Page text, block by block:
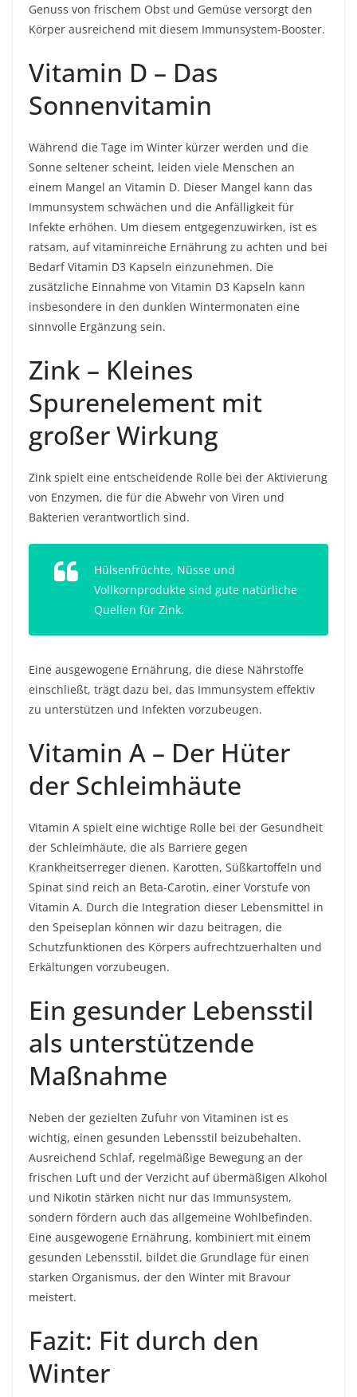
Genuss von frischem Obst und Gemüse versorgt den
Körper ausreichend mit diesem Immunsystem-Booster.
Vitamin D – Das
Sonnenvitamin
Während die Tage im Winter kürzer werden und die
Sonne seltener scheint, leiden viele Menschen an
einem Mangel an Vitamin D. Dieser Mangel kann das
Immunsystem schwächen und die Anfälligkeit für
Infekte erhöhen. Um diesem entgegenzuwirken, ist es
ratsam, auf vitaminreiche Ernährung zu achten und bei
Bedarf Vitamin D3 Kapseln einzunehmen. Die
zusätzliche Einnahme von Vitamin D3 Kapseln kann
insbesondere in den dunklen Wintermonaten eine
sinnvolle Ergänzung sein.
Zink – Kleines
Spurenelement mit
großer Wirkung
Zink spielt eine entscheidende Rolle bei der Aktivierung
von Enzymen, die für die Abwehr von Viren und
Bakterien verantwortlich sind.
Hülsenfrüchte, Nüsse und
Vollkornprodukte sind gute natürliche
Quellen für Zink.
Eine ausgewogene Ernährung, die diese Nährstoffe
einschließt, trägt dazu bei, das Immunsystem effektiv
zu unterstützen und Infekten vorzubeugen.
Vitamin A – Der Hüter
der Schleimhäute
Vitamin A spielt eine wichtige Rolle bei der Gesundheit
der Schleimhäute, die als Barriere gegen
Krankheitserreger dienen. Karotten, Süßkartoffeln und
Spinat sind reich an Beta-Carotin, einer Vorstufe von
Vitamin A. Durch die Integration dieser Lebensmittel in
den Speiseplan können wir dazu beitragen, die
Schutzfunktionen des Körpers aufrechtzuerhalten und
Erkältungen vorzubeugen.
Ein gesunder Lebensstil
als unterstützende
Maßnahme
Neben der gezielten Zufuhr von Vitaminen ist es
wichtig, einen gesunden Lebensstil beizubehalten.
Ausreichend Schlaf, regelmäßige Bewegung an der
frischen Luft und der Verzicht auf übermäßigen Alkohol
und Nikotin stärken nicht nur das Immunsystem,
sondern fördern auch das allgemeine Wohlbefinden.
Eine ausgewogene Ernährung, kombiniert mit einem
gesunden Lebensstil, bildet die Grundlage für einen
starken Organismus, der den Winter mit Bravour
meistert.
Fazit: Fit durch den
Winter